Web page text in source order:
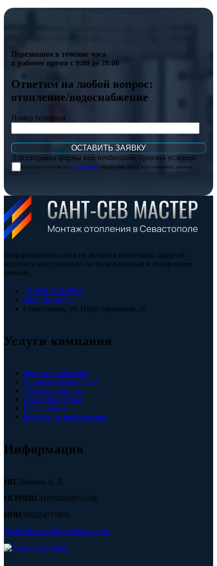
Перезвоним в течение часа
в рабочее время с 9:00 до 20:00
Ответим на любой вопрос:
отопление/водоснабжение
Номер телефона
Для отправки формы вам необходимо принять условия:
прочитал и согласен с условиями обработки своих персональных данных
Информация на сайте не является публичной офертой -
получите консультацию по всем вопросам в телефонном
режиме.
+7 (978) 515-999-7
info@santsev.ru
Севастополь, ул. Индустриальная, 26
Услуги компании
Монтаж отопления
Водяные теплые полы
Тепловые насосы
Новости и статьи
Наши работы
Контактная информация
Информация
ИП Дейнека А. Л.
ОГРНИП 318910200051518
ИНН 910224711869
Политика конфиденциальности